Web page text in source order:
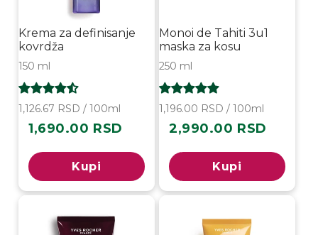
Krema za definisanje
kovrdža
150 ml
1,126.67 RSD / 100ml
Redovna
1,690.00 RSD
Kupi
Monoi de Tahiti 3u1
maska za kosu
250 ml
1,196.00 RSD / 100ml
Redovna
2,990.00 RSD
Kupi
-50%